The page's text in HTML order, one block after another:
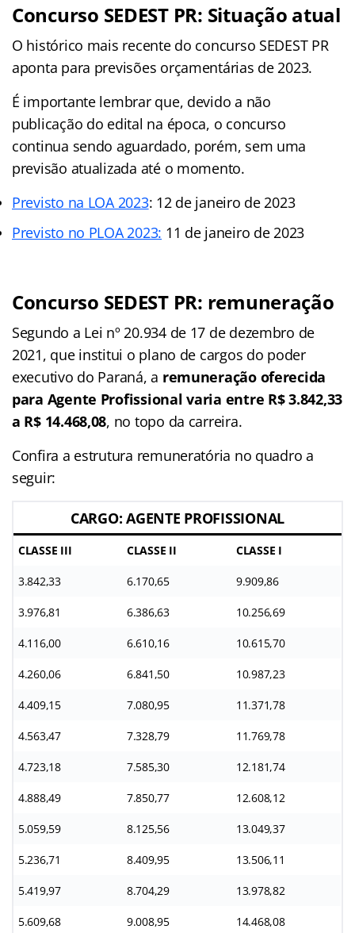
Concurso SEDEST PR: Situação atual
O histórico mais recente do concurso SEDEST PR
aponta para previsões orçamentárias de 2023.
É importante lembrar que, devido a não
publicação do edital na época, o concurso
continua sendo aguardado, porém, sem uma
previsão atualizada até o momento.
Previsto na LOA 2023: 12 de janeiro de 2023
Previsto no PLOA 2023: 11 de janeiro de 2023
Concurso SEDEST PR: remuneração
Segundo a Lei nº 20.934 de 17 de dezembro de
2021, que institui o plano de cargos do poder
executivo do Paraná, a remuneração oferecida
para Agente Profissional varia entre R$ 3.842,33
a R$ 14.468,08, no topo da carreira.
Confira a estrutura remuneratória no quadro a
seguir:
CARGO: AGENTE PROFISSIONAL
CLASSE III CLASSE II CLASSE I
3.842,33 6.170,65 9.909,86
3.976,81 6.386,63 10.256,69
4.116,00 6.610,16 10.615,70
4.260,06 6.841,50 10.987,23
4.409,15 7.080,95 11.371,78
4.563,47 7.328,79 11.769,78
4.723,18 7.585,30 12.181,74
4.888,49 7.850,77 12.608,12
5.059,59 8.125,56 13.049,37
5.236,71 8.409,95 13.506,11
5.419,97 8.704,29 13.978,82
5.609,68 9.008,95 14.468,08